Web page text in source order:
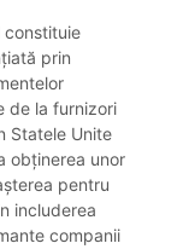
constituie
prin
de la furnizori
Statele Unite
obținerea unor
pentru
includerea
companii